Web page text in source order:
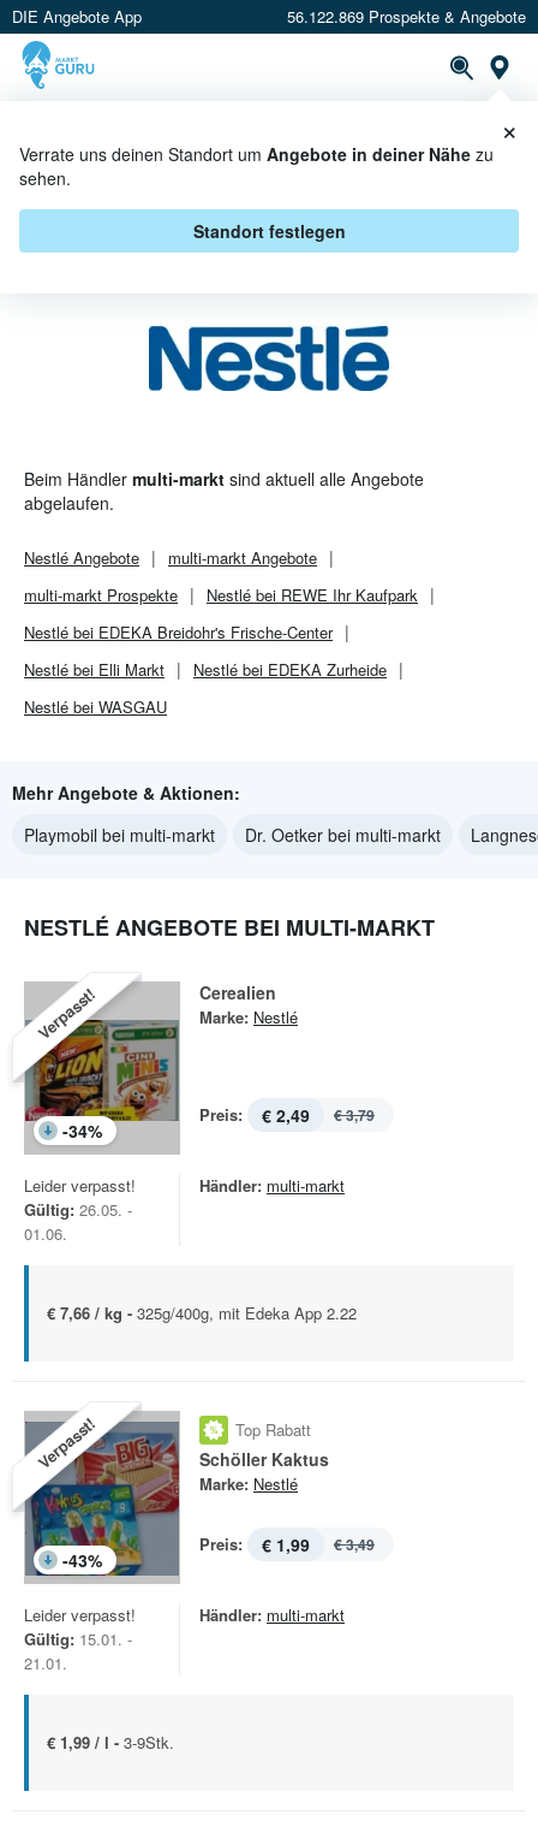
DIE Angebote App 56.122.869 Prospekte & Angebote
Verrate uns deinen Standort um Angebote in deiner Nähe zu
sehen.
Standort festlegen
×
NESTLÉ BEI MULTI-MARKT -
ANGEBOTE & AKTIONEN
Beim Händler multi-markt sind aktuell alle Angebote
abgelaufen.
Nestlé Angebote multi-markt Angebote
multi-markt Prospekte
Nestlé bei REWE Ihr Kaufpark
Nestlé bei EDEKA Breidohr's Frische-Center
Nestlé bei Elli Markt
Nestlé bei EDEKA Zurheide
Nestlé bei WASGAU
Mehr Angebote & Aktionen:
Playmobil bei multi-markt
Dr. Oetker bei multi-markt
NESTLÉ ANGEBOTE BEI MULTI-MARKT
Verpasst!
-34%
Cerealien
Marke: Nestlé
Preis: € 2,49 € 3,79
Leider verpasst!
Gültig: 26.05. -
01.06.
Händler: multi-markt
€ 7,66 / kg - 325g/400g, mit Edeka App 2.22
Verpasst!
-43%
Top Rabatt
Schöller Kaktus
Marke: Nestlé
Preis: € 1,99 € 3,49
Leider verpasst!
Gültig: 15.01. -
21.01.
Händler: multi-markt
€ 1,99 / l - 3-9Stk.